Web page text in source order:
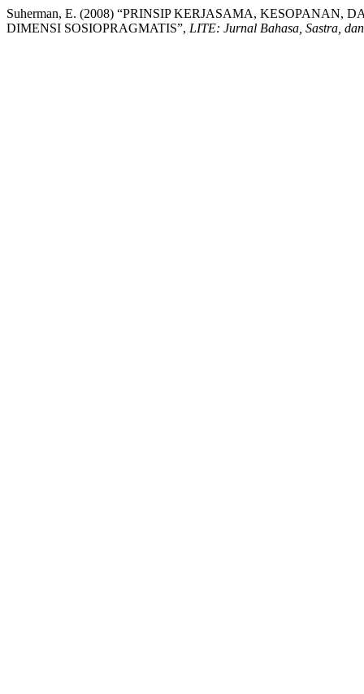
Suherman, E. (2008) “PRINSIP KERJASAMA,
DIMENSI SOSIOPRAGMATIS”, LITE: Jurnal Bahasa, Sastra,